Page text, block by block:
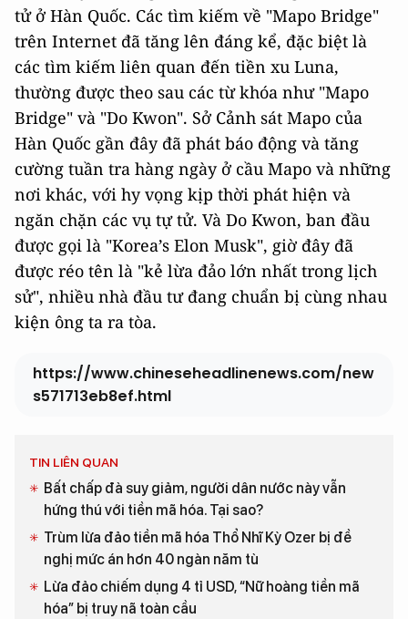
tử ở Hàn Quốc. Các tìm kiếm về "Mapo Bridge"
trên Internet đã tăng lên đáng kể, đặc biệt là
các tìm kiếm liên quan đến tiền xu Luna,
thường được theo sau các từ khóa như "Mapo
Bridge" và "Do Kwon". Sở Cảnh sát Mapo của
Hàn Quốc gần đây đã phát báo động và tăng
cường tuần tra hàng ngày ở cầu Mapo và những
nơi khác, với hy vọng kịp thời phát hiện và
ngăn chặn các vụ tự tử. Và Do Kwon, ban đầu
được gọi là "Korea’s Elon Musk", giờ đây đã
được réo tên là "kẻ lừa đảo lớn nhất trong lịch
sử", nhiều nhà đầu tư đang chuẩn bị cùng nhau
kiện ông ta ra tòa.
https://www.chineseheadlinenews.com/new
s571713eb8ef.html
TIN LIÊN QUAN
Bất chấp đà suy giảm, người dân nước này vẫn
hứng thú với tiền mã hóa. Tại sao?
Trùm lừa đảo tiền mã hóa Thổ Nhĩ Kỳ Ozer bị đề
nghị mức án hơn 40 ngàn năm tù
Lừa đảo chiếm dụng 4 tỉ USD, “Nữ hoàng tiền mã
hóa” bị truy nã toàn cầu